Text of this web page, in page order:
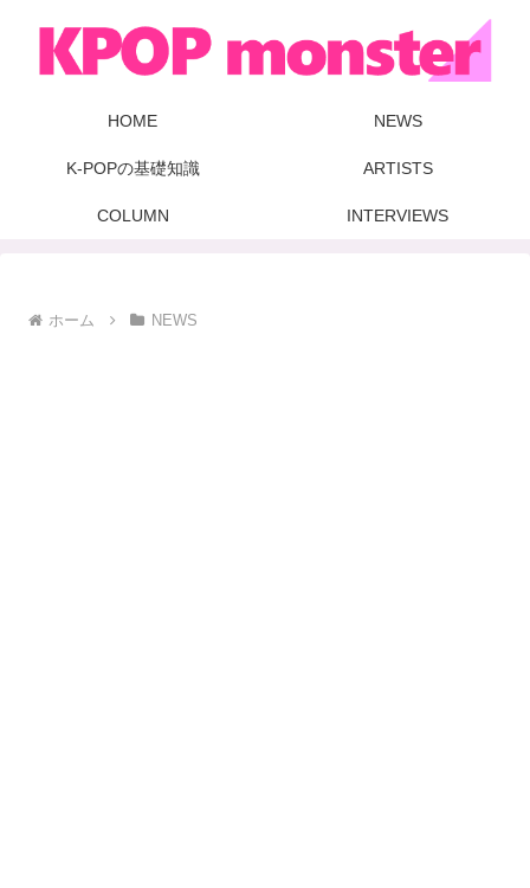
HOME NEWS
K-POPの基礎知識 ARTISTS
COLUMN INTERVIEWS
ホーム NEWS